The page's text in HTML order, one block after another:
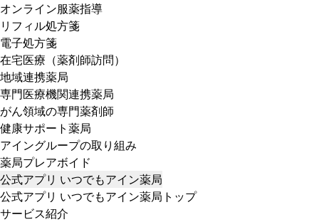
オンライン服薬指導
リフィル処方箋
電子処方箋
在宅医療（薬剤師訪問）
地域連携薬局
専門医療機関連携薬局
がん領域の専門薬剤師
健康サポート薬局
アイングループの取り組み
薬局プレアボイド
公式アプリ いつでもアイン薬局
公式アプリ いつでもアイン薬局トップ
サービス紹介